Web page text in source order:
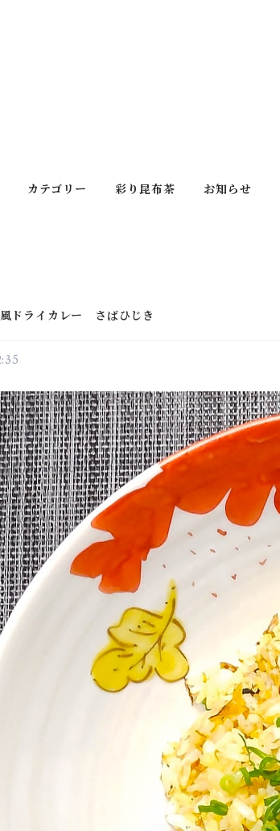
カテゴリー 彩り昆布茶 お知らせ
ドライカレー さばひじき